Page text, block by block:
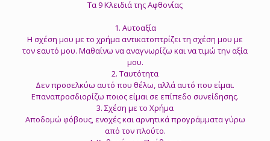
Τα 9 Κλειδιά της Αφθονίας
1. Αυτοαξία
Η σχέση μου με το χρήμα αντικατοπτρίζει τη σχέση μου με
τον εαυτό μου. Μαθαίνω να αναγνωρίζω και να τιμώ την αξία
μου.
2. Ταυτότητα
Δεν προσελκύω αυτό που θέλω, αλλά αυτό που είμαι.
Επαναπροσδιορίζω ποιος είμαι σε επίπεδο συνείδησης.
3. Σχέση με το Χρήμα
Αποδομώ φόβους, ενοχές και αρνητικά προγράμματα γύρω
από τον πλούτο.